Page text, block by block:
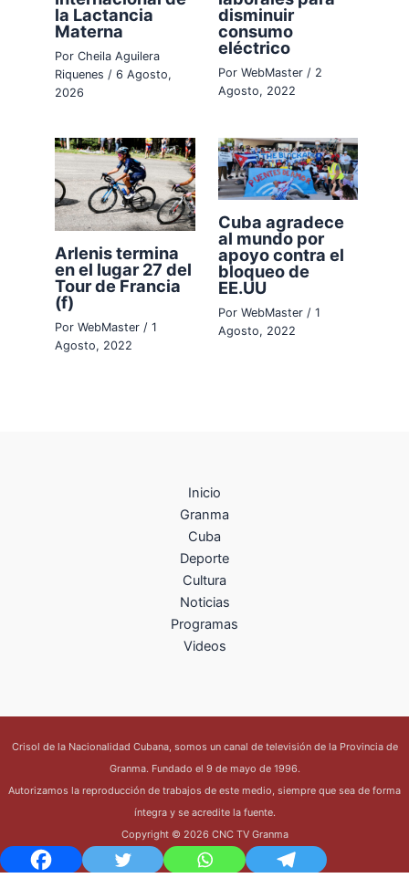
la Lactancia
Materna
PorCheila Aguilera
Riquenes /6 Agosto,
2026
disminuir
consumo
eléctrico
Por WebMaster / 2
Agosto, 2022
Arlenis termina
en el lugar 27 del
Tour de Francia
(f)
PorWebMaster /1
Agosto, 2022
Cuba agradece
al mundo por
apoyo contra el
bloqueo de
EE.UU
Por WebMaster / 1
Agosto, 2022
Inicio
Granma
Cuba
Deporte
Cultura
Noticias
Programas
Videos
Crisol de la Nacionalidad Cubana, somos un canal de televisión de la Provincia de
Granma. Fundado el 9 de mayo de 1996.
Autorizamos la reproducción de trabajos de este medio, siempre que sea de forma
íntegra y se acredite la fuente.
Copyright © 2026 CNC TV Granma